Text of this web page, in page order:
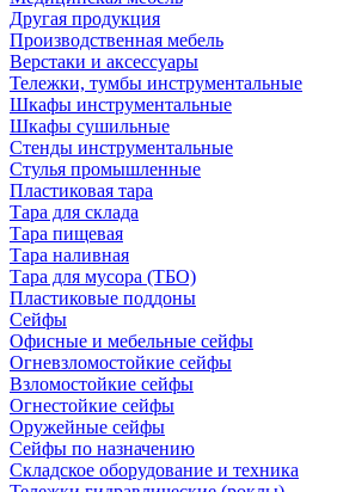
Другая продукция
Производственная мебель
Верстаки и аксессуары
Тележки, тумбы инструментальные
Шкафы инструментальные
Шкафы сушильные
Стенды инструментальные
Cтулья промышленные
Пластиковая тара
Тара для склада
Тара пищевая
Тара наливная
Тара для мусора (ТБО)
Пластиковые поддоны
Сейфы
Офисные и мебельные сейфы
Огневзломостойкие сейфы
Взломостойкие сейфы
Огнестойкие сейфы
Оружейные сейфы
Сейфы по назначению
Складское оборудование и техника